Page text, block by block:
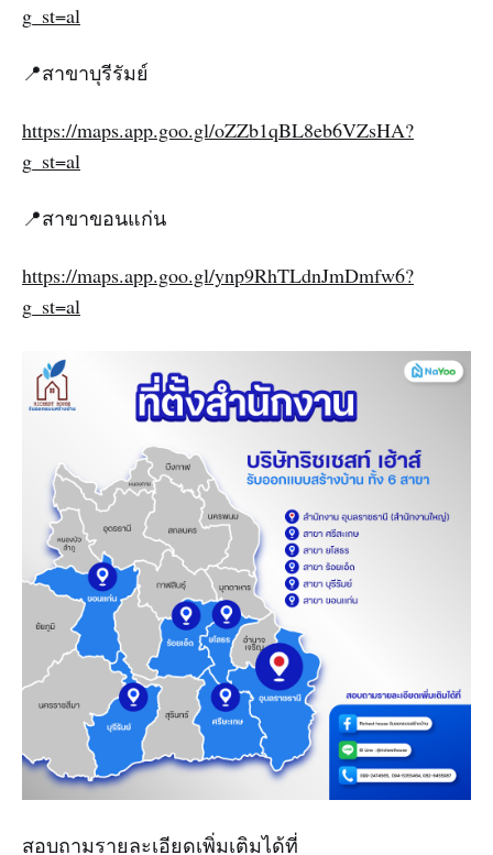
g_st=al
📍สาขาบุรีรัมย์
https://maps.app.goo.gl/oZZb1qBL8eb6VZsHA?
g_st=al
📍สาขาขอนแก่น
https://maps.app.goo.gl/ynp9RhTLdnJmDmfw6?
g_st=al
สอบถามรายละเอียดเพิ่มเติมได้ที่